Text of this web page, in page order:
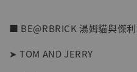
■ BE@RBRICK 湯姆貓與傑
➤ TOM AND JERRY